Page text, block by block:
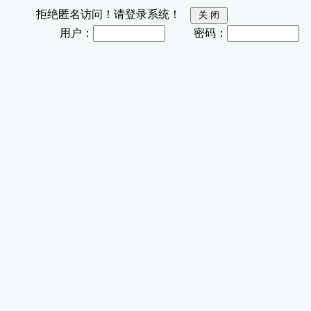
拒绝匿名访问！请登录系统！
用户：
密码：